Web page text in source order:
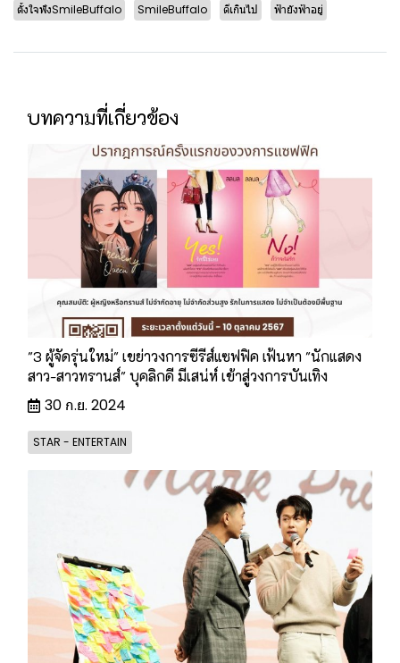
ตั้งใจฟังSmileBuffalo
SmileBuffalo ดีเกินไป ฟ้ายังฟ้าอยู่
บทความที่เกี่ยวข้อง
"3 ผู้จัดรุ่นใหม่" เขย่าวงการซีรีส์แซฟฟิค เฟ้นหา "นักแสดง
สาว-สาวทรานส์" บุคลิกดี มีเสน่ห์ เข้าสู่วงการบันเทิง
30 ก.ย. 2024
STAR - ENTERTAIN